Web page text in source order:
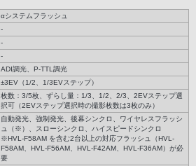
αシステムフラッシュ
-
-
-
ADI調光、P-TTL調光
±3EV（1/2、1/3EVステップ）
枚数：3/5枚、ずらし量：1/3、1/2、2/3、2EVステップ選
択可（2EVステップ選択時の撮影枚数は3枚のみ）
自動発光、強制発光、後幕シンクロ、ワイヤレスフラッシ
ュ（※）、スローシンクロ、ハイスピードシンクロ
※HVL-F58AM を含む2台以上の対応フラッシュ（HVL-
F58AM、HVL-F56AM、HVL-F42AM、HVL-F36AM）が必
要